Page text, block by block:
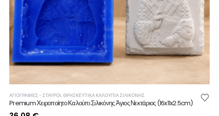
ΑΓΙΟΓΡΑΦΙΕΣ - ΣΤΑΥΡΟΙ,ΘΡΗΣΚΕΥΤΙΚΆ ΚΑΛΟΎΠΙΑ ΣΙΛΙΚΌΝΗΣ
Premium Χειροποίητο Καλούπι Σιλικόνης Άγιος Νεκτάριος (16x11x2.5cm)